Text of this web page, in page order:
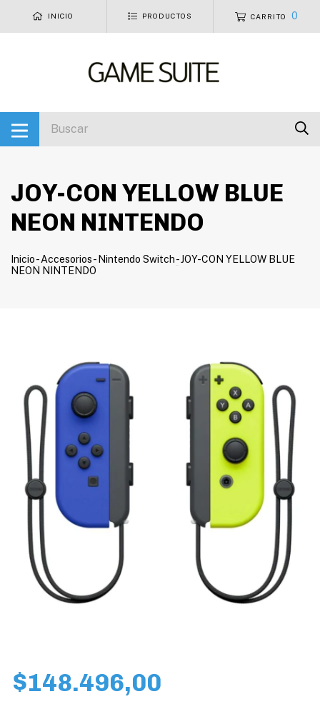
INICIO PRODUCTOS CARRITO 0
JOY-CON YELLOW BLUE
NEON NINTENDO
Inicio- Accesorios- Nintendo Switch-JOY-CON YELLOW BLUE
NEON NINTENDO
$148.496,00